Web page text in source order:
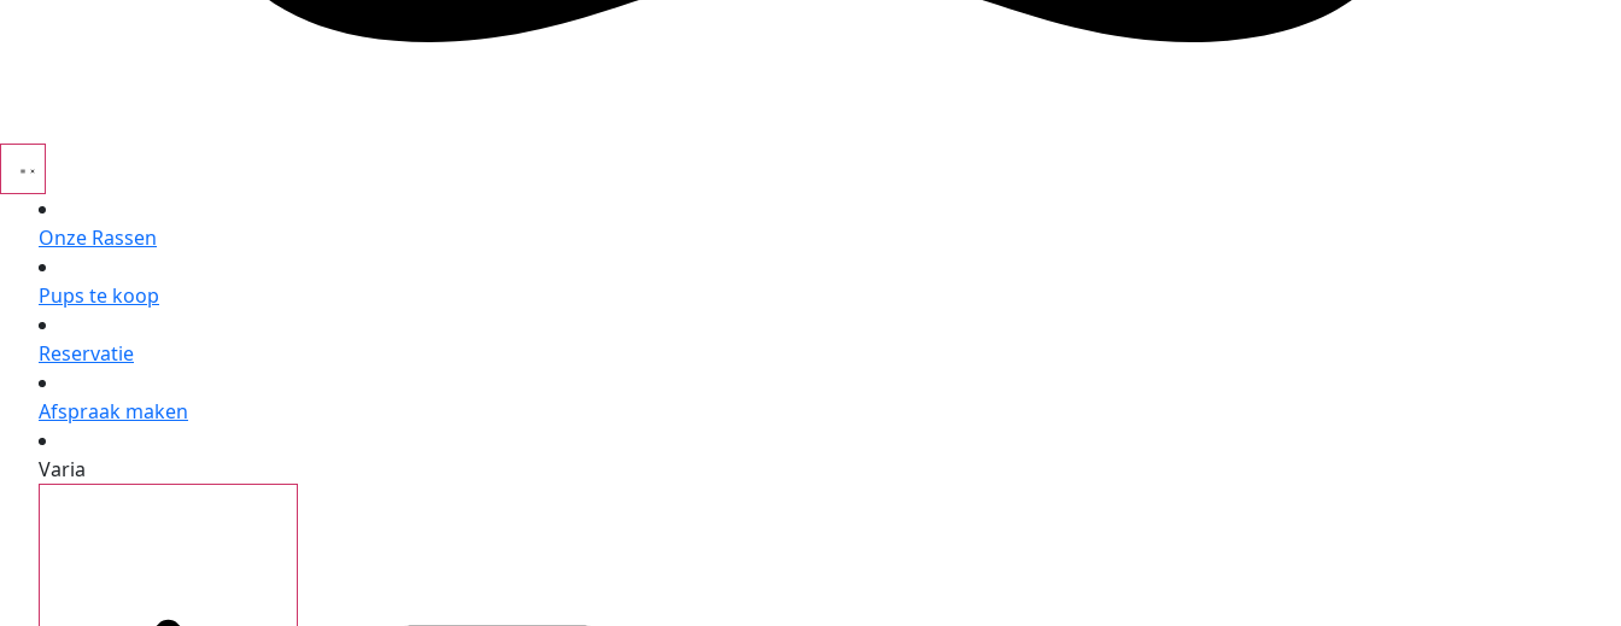
Onze Rassen
Pups te koop
Reservatie
Afspraak maken
Varia